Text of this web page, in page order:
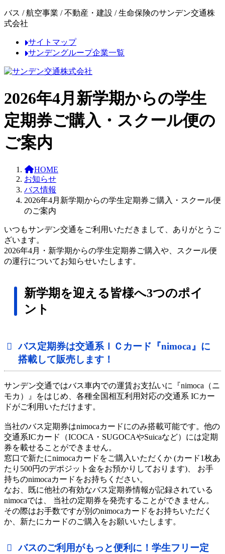
コ
ン
へ
ス
ッ
ナ
ビ
ョ
ン
移
バス / 航空事業 / 不動産・建設 / 生命保険のサンデン交通株
式会社
サイトマップ
サンデングループ企業一覧
2026年4月新学期からの学生
定期券ご購入・スクール便の
ご案内
HOME
お知らせ
バス情報
2026年4月新学期からの学生定期券ご購入・スクール便
のご案内
いつもサンデン交通をご利用いただきまして、ありがとうご
ざいます。
2026年4月・新学期からの学生定期券ご購入や、スクール便
の運行についてお知らせいたします。
新学期を迎える皆様へ3つのポイ
ント
バス定期券は交通系ＩＣカード『nimoca』に
搭載して販売します！
サンデン交通ではバス車内での運賃お支払いに『nimoca（ニ
モカ）』をはじめ、各種全国相互利用対応の交通系 ICカー
ドがご利用いただけます。
当社のバス定期券はnimocaカードにのみ搭載可能です。他の
交通系ICカード（ICOCA・SUGOCAやSuicaなど）には定期
券を載せることができません。
窓口で新たにnimocaカードをご購入いただくか (カード1枚あ
たり500円のデポジット金をお預かりしております)、 お手
持ちのnimocaカードをお持ちください。
なお、既に他社の有効なバス定期券情報が記録されている
nimocaでは、 当社の定期券を発売することができません。
その際はお手数ですが別のnimocaカードをお持ちいただく
か、新たにカードのご購入をお願いいたします。
バスのご利用がもっと便利に！学生フリー定